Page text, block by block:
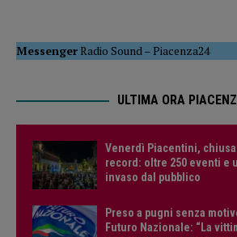
MessengerRadio Sound–Piacenza24
ULTIMA ORA
Venerdì Piacentini, chiusa
record: oltre 250 eventi e
invaso dal pubblico
Preso a pugni senza
Futuro Nazionale: “La